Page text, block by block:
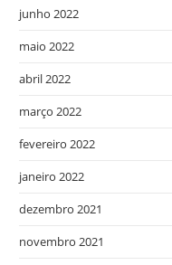
junho 2022
maio 2022
abril 2022
março 2022
fevereiro 2022
janeiro 2022
dezembro 2021
novembro 2021